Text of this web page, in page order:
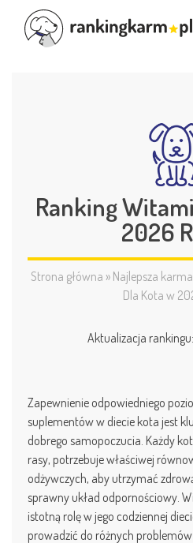
Ranking
2026
Strona główna » Najlepsza
Dla Kota w
Aktualizacja
Zapewnienie odpowiedniego
suplementów w diecie kota jest
dobrego samopoczucia. Każdy
rasy, potrzebuje właściwej
odżywczych, aby utrzymać
sprawny układ odpornościowy.
istotną rolę w jego codziennej
prowadzić do różnych